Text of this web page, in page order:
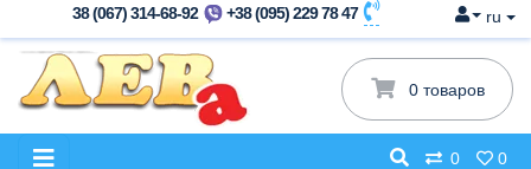
38 (067) 314-68-92 +38 (095) 229 78 47 ru
0 товаров
0 0